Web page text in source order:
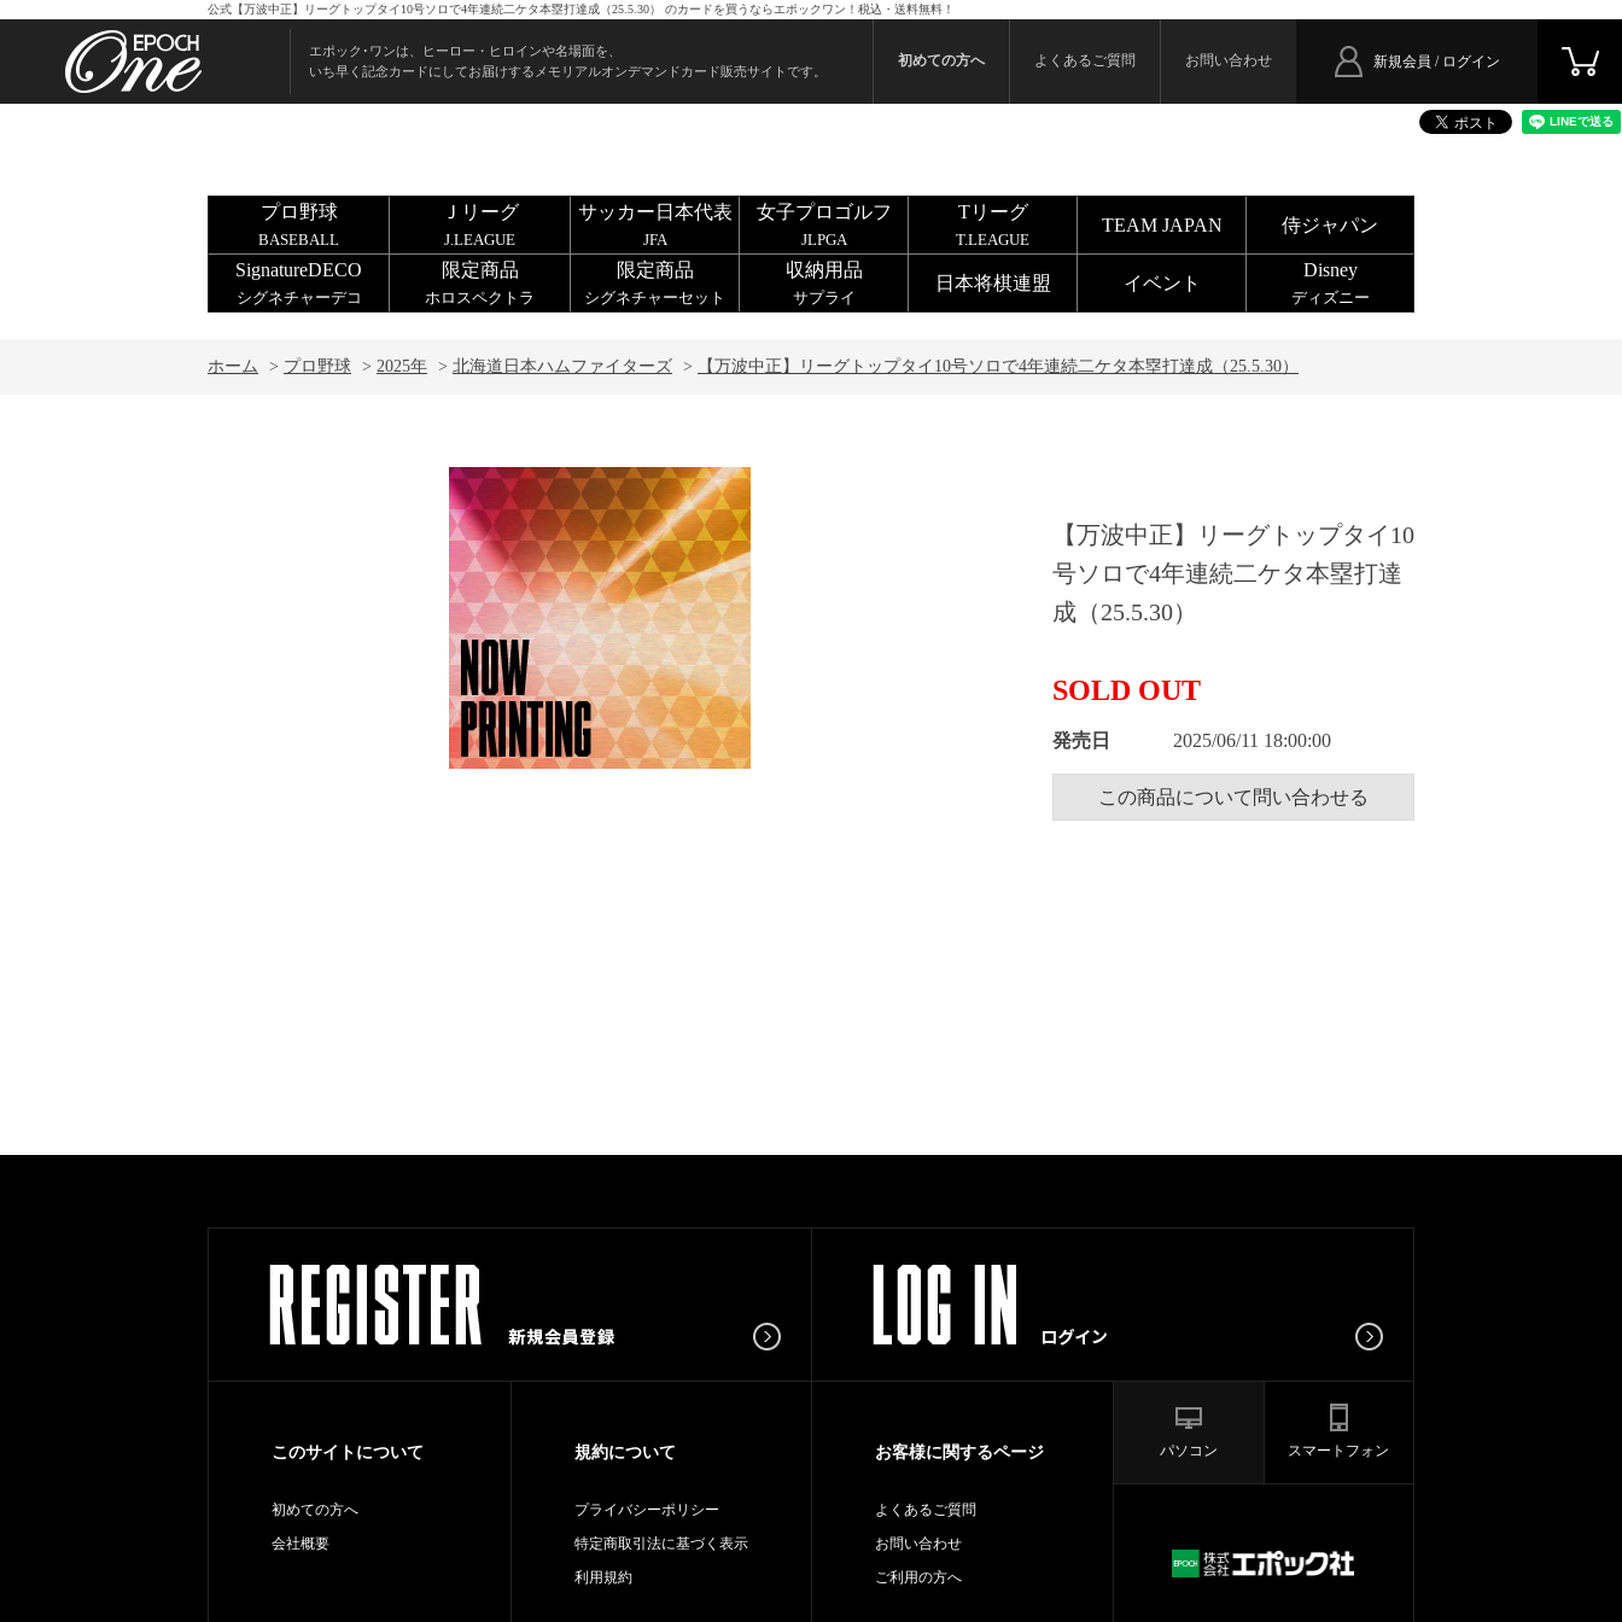
公式【万波中正】リーグトップタイ10号ソロで4年連続二ケタ本塁打達成（25.5.30） のカードを買うならエポックワン！税込・送料無料！
エポック･ワンは、ヒーロー・ヒロインや名場面を、
いち早く記念カードにしてお届けするメモリアルオンデマンドカード販売サイトです。
新規会員 / ログイン
初めての方へ よくあるご質問 お問い合わせ
プロ野球
BASEBALL
Ｊリーグ
J.LEAGUE
サッカー日本代表
JFA
女子プロゴルフ
JLPGA
Tリーグ
T.LEAGUE
TEAM JAPAN 侍ジャパン
SignatureDECO
シグネチャーデコ
限定商品
ホロスペクトラ
限定商品
シグネチャーセット
収納用品
サプライ
日本将棋連盟 イベント
Disney
ディズニー
ホーム > プロ野球 > 2025年 > 北海道日本ハムファイターズ > 【万波中正】リーグトップタイ10号ソロで4年連続二ケタ本塁打達成（25.5.30）
【万波中正】リーグトップタイ10
号ソロで4年連続二ケタ本塁打達
成（25.5.30）
SOLD OUT
発売日 2025/06/11 18:00:00
この商品について問い合わせる
このサイトについて
初めての方へ
会社概要
規約について
プライバシーポリシー
特定商取引法に基づく表示
利用規約
お客様に関するページ
よくあるご質問
お問い合わせ
ご利用の方へ
パソコン スマートフォン